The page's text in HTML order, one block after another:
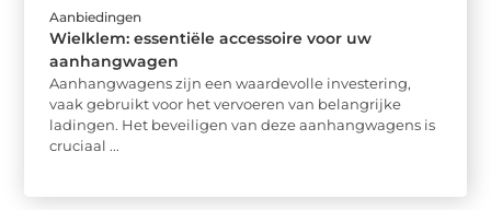
Aanbiedingen
Wielklem: essentiële accessoire voor uw
aanhangwagen
Aanhangwagens zijn een waardevolle investering,
vaak gebruikt voor het vervoeren van belangrijke
ladingen. Het beveiligen van deze aanhangwagens is
cruciaal ...